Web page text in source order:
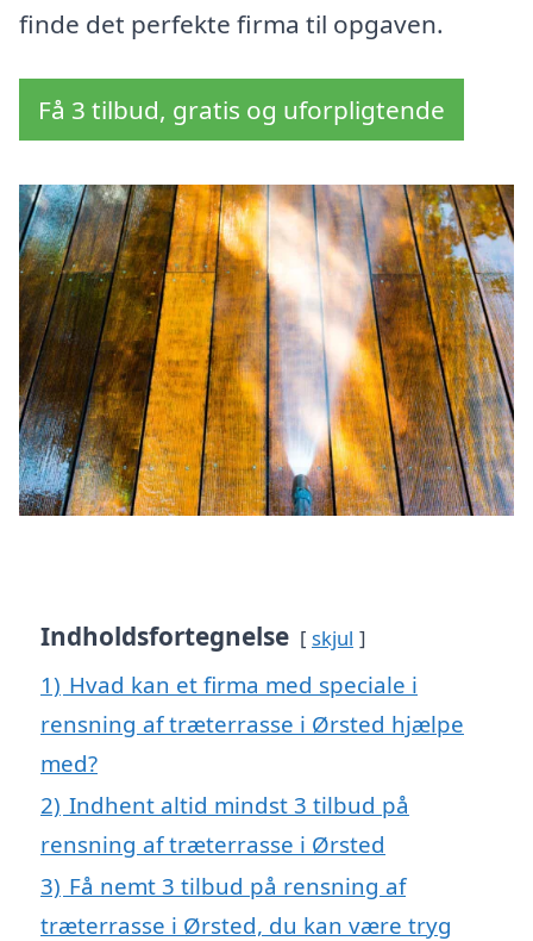
finde det perfekte firma til opgaven.
Få 3 tilbud, gratis og uforpligtende
Indholdsfortegnelse skjul
1) Hvad kan et firma med speciale i
rensning af træterrasse i Ørsted hjælpe
med?
2) Indhent altid mindst 3 tilbud på
rensning af træterrasse i Ørsted
3) Få nemt 3 tilbud på rensning af
træterrasse i Ørsted, du kan være tryg